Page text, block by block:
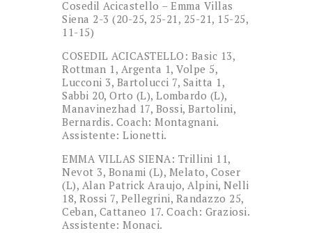
Cosedil Acicastello – Emma Villas
Siena 2-3 (20-25, 25-21, 25-21, 15-25,
11-15)
COSEDIL ACICASTELLO: Basic 13,
Rottman 1, Argenta 1, Volpe 5,
Lucconi 3, Bartolucci 7, Saitta 1,
Sabbi 20, Orto (L), Lombardo (L),
Manavinezhad 17, Bossi, Bartolini,
Bernardis. Coach: Montagnani.
Assistente: Lionetti.
EMMA VILLAS SIENA: Trillini 11,
Nevot 3, Bonami (L), Melato, Coser
(L), Alan Patrick Araujo, Alpini, Nelli
18, Rossi 7, Pellegrini, Randazzo 25,
Ceban, Cattaneo 17. Coach: Graziosi.
Assistente: Monaci.